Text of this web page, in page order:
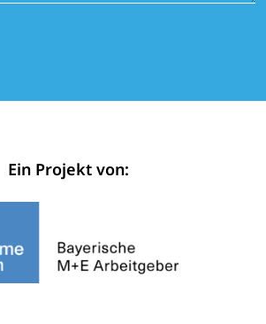
Ein Projekt von: